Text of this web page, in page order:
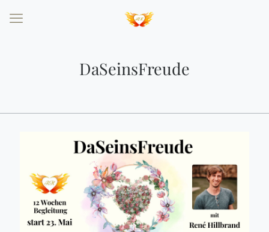
DaSeinsFreude